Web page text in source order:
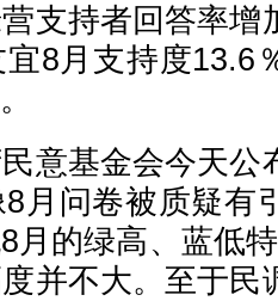
支持者回答率增
8月支持度13.6
意基金会今天公
月问卷被质疑有
月的绿高、蓝低
并不大。至于民